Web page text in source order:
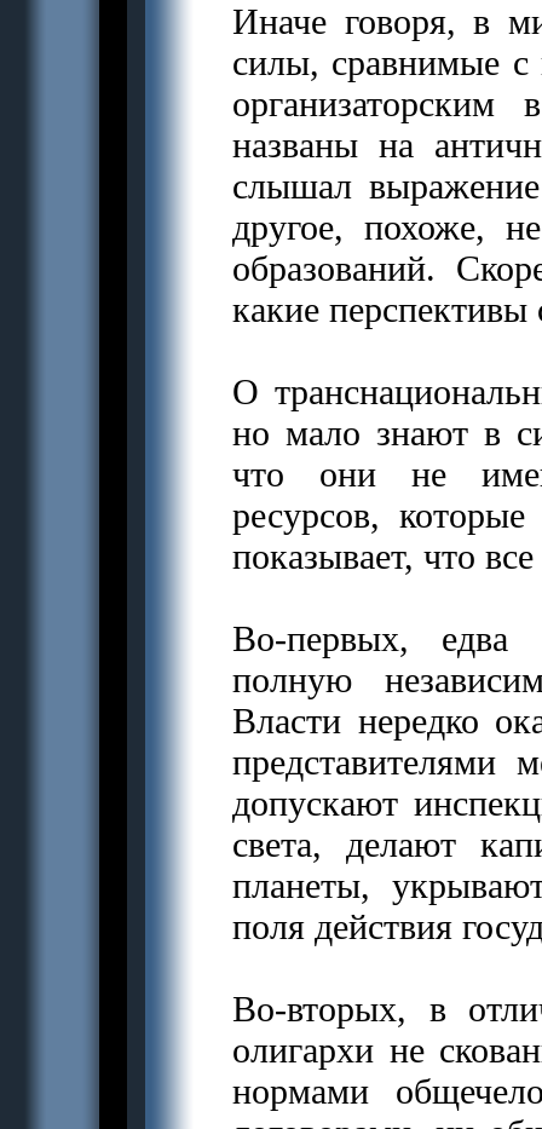
Иначе говоря, в
силы, сравнимые с
названы на
слышал
другое, похоже,
образований.
какие перспективы
О
но мало знают в
что они не
ресурсов,
показывает, что
Во-первых, едва
полную
Власти нередко
представителями
допускают
света, делают
планеты,
поля действия
Во-вторых, в
олигархи не
нормами